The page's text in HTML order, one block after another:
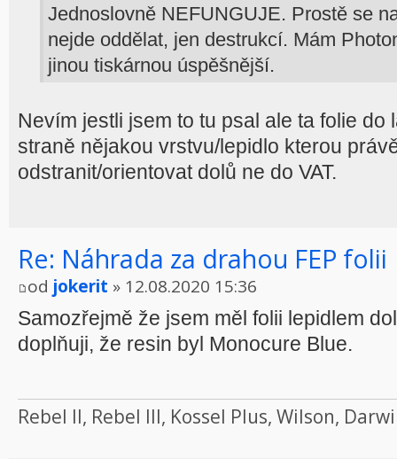
Jednoslovně NEFUNGUJE. Prostě se
nejde oddělat, jen destrukcí. Mám
jinou tiskárnou úspěšnější.
Nevím jestli jsem to tu psal ale ta folie
straně nějakou vrstvu/lepidlo kterou
odstranit/orientovat dolů ne do VAT.
Re: Náhrada za drahou FEP folii
od jokerit » 12.08.2020 15:36
Samozřejmě že jsem měl folii lepidlem
doplňuji, že resin byl Monocure Blue.
Rebel II, Rebel III, Kossel Plus, Wilson,